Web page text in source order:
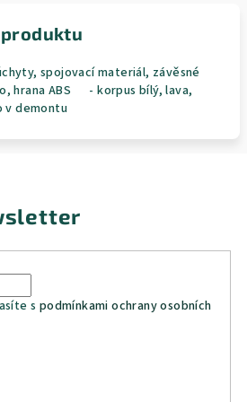
spojovací materiál, závěsné
hrana ABS - korpus bílý, lava,
v demontu
s podmínkami ochrany osobních